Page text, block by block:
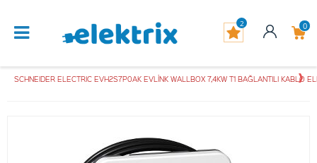
0
2
SCHNEIDER ELECTRIC EVH2S7P0AK EVLİNK WALLBOX 7,4KW T1 BAĞLANTILI KABLO